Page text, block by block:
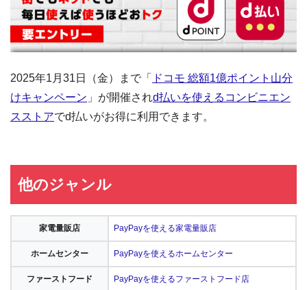
2025年1月31日（金）まで「
ドコモ 総額1億ポイント山分
けキャンペーン 」が開催されd払いを使えるコンビニエン
スストアでd払いがお得に利用できます。
他のジャンル
家電量販店 PayPayを使える家電量販店
ホームセンター PayPayを使えるホームセンター
ファーストフード PayPayを使えるファーストフード店